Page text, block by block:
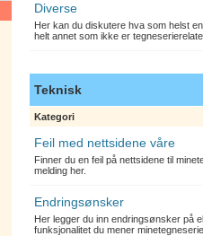
Diverse
Her kan du diskutere hva som helst
helt annet som ikke er
Teknisk
Kategori
Feil med nettsidene våre
Finner du en feil på nettsidene til
melding her.
Endringsønsker
Her legger du inn endringsønsker på
funksjonalitet du mener